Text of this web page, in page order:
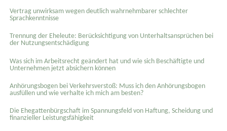
Vertrag unwirksam wegen deutlich wahrnehmbarer schlechter
Sprachkenntnisse
Trennung der Eheleute: Berücksichtigung von Unterhaltsansprüchen bei
der Nutzungsentschädigung
Was sich im Arbeitsrecht geändert hat und wie sich Beschäftigte und
Unternehmen jetzt absichern können
Anhörungsbogen bei Verkehrsverstoß: Muss ich den Anhörungsbogen
ausfüllen und wie verhalte ich mich am besten?
Die Ehegattenbürgschaft im Spannungsfeld von Haftung, Scheidung und
finanzieller Leistungsfähigkeit